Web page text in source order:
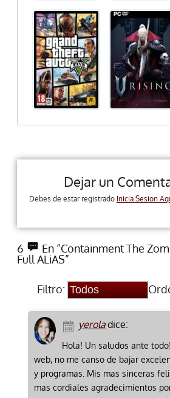
Dejar un
Debes de estar registrado Inicia Sesion
6
En “Containment The
Full ALiAS”
Filtro:
yeroladice:
Hola! Un saludos ante
web, no me canso de bajar
y programas. Mis mas sinceras
mas cordiales agradecimientos